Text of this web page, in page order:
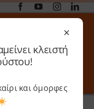
Toggle
Premium
×
κλειστή
και όμορφες